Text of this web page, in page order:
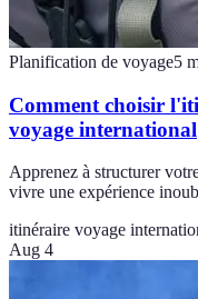
Planification de voyage5
Comment choisir
voyage international
Apprenez à structurer
vivre une expérience
itinéraire voyage
Aug 4